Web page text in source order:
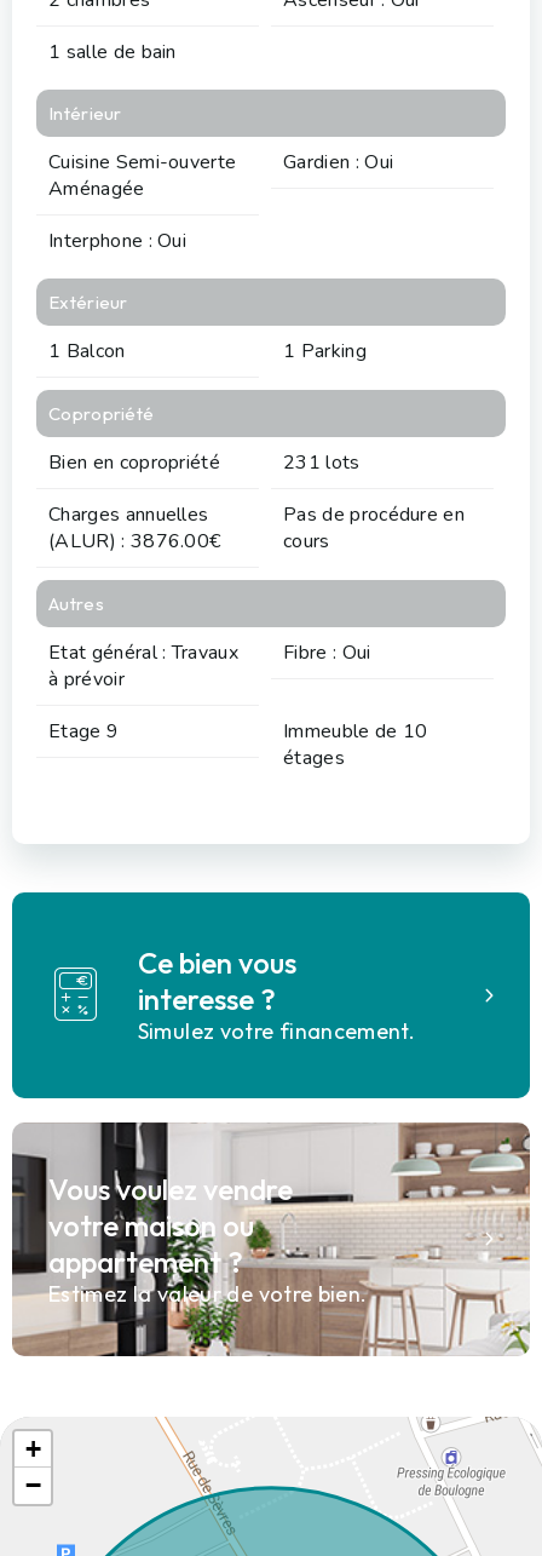
1 salle de bain
Intérieur
Cuisine Semi-ouverte
Aménagée
Gardien : Oui
Interphone : Oui
Extérieur
1 Balcon 1 Parking
Copropriété
Bien en copropriété
231 lots
Charges annuelles
(ALUR) : 3876.00€
Pas de procédure en
cours
Autres
Etat général : Travaux
à prévoir
Fibre : Oui
Etage 9
Immeuble de 10
étages
Ce bien vous
interesse ?
Simulez votre financement.
Vous voulez vendre
votre maison ou
appartement ?
Estimez la valeur de votre bien.
+
−